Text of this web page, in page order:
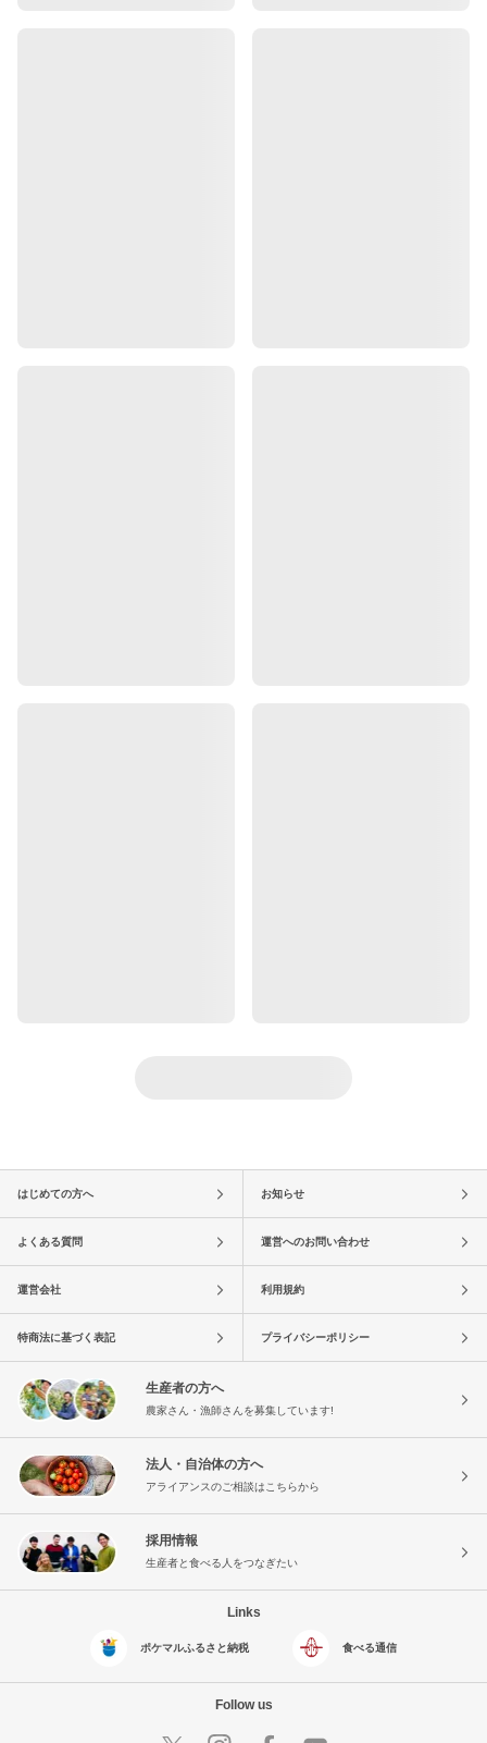
はじめての方へ お知らせ
よくある質問 運営へのお問い合わせ
運営会社 利用規約
特商法に基づく表記 プライバシーポリシー
生産者の方へ
農家さん・漁師さんを募集しています!
法人・自治体の方へ
アライアンスのご相談はこちらから
採用情報
生産者と食べる人をつなぎたい
Links
ポケマルふるさと納税 食べる通信
Follow us